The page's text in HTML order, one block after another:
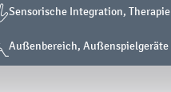
Sensorische Integration, Therapie
Außenbereich, Außenspielgeräte